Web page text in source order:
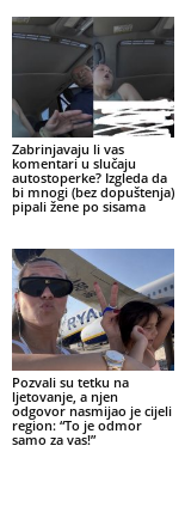
Zabrinjavaju li vas
komentari u slučaju
autostoperke? Izgleda da
bi mnogi (bez dopuštenja)
pipali žene po sisama
Pozvali su tetku na
ljetovanje, a njen
odgovor nasmijao je cijeli
region: “To je odmor
samo za vas!”